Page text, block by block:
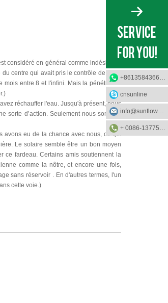
considéré en général comme indésirable
centre qui avait pris le contrôle de notre
entre 8 et l'infini. Mais la pénétration
réchauffer l'eau. Jusqu'à présent, nous
sorte d’action. Seulement nous sommes
avons eu de la chance avec nous, ce qui
Le solaire semble être un bon moyen
ce fardeau. Certains amis soutiennent la
comme la nôtre, et encore une fois,
sans réservoir . En d'autres termes, l'un
cette voie.)
cnsunline